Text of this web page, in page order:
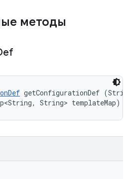
методы
getConfigurationDef
String> templateMap)